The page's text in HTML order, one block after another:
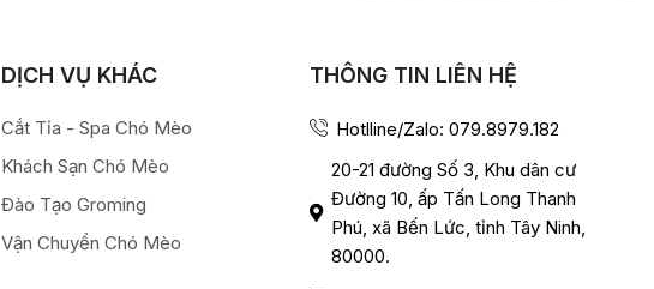
DỊCH VỤ KHÁC
Cắt Tỉa - Spa Chó Mèo
Khách Sạn Chó Mèo
Đào Tạo Groming
Vận Chuyển Chó Mèo
THÔNG TIN LIÊN HỆ
Hotlline/Zalo: 079.8979.182
20-21 đường Số 3, Khu dân cư
Đường 10, ấp Tấn Long Thanh
Phú, xã Bến Lức, tỉnh Tây Ninh,
80000.